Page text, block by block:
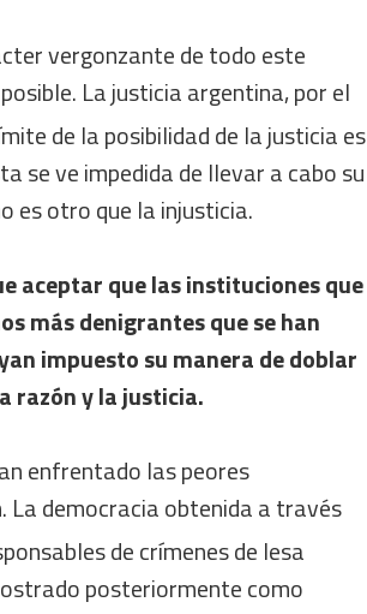
vergonzante de todo este
La justicia argentina, por el
de la posibilidad de la justicia es
se ve impedida de llevar a cabo su
es otro que la injusticia.
aceptar que las instituciones que
más denigrantes que se han
impuesto su manera de doblar
razón y la justicia.
enfrentado las peores
La democracia obtenida a través
de crímenes de lesa
posteriormente como